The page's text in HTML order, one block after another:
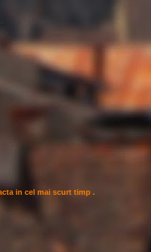
in cel mai scurt timp .